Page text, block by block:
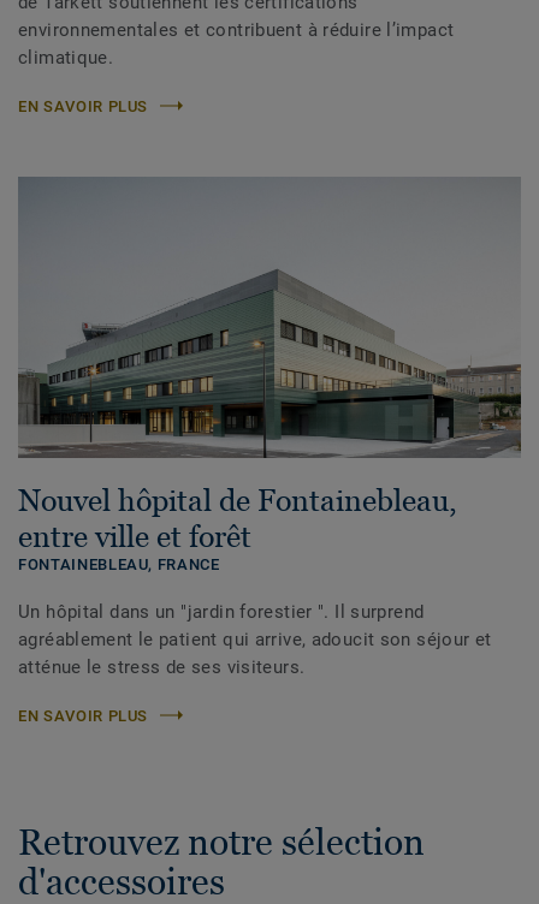
environnementales et contribuent à réduire l’impact
climatique.
EN SAVOIR PLUS
Nouvel hôpital de Fontainebleau,
entre ville et forêt
FONTAINEBLEAU, FRANCE
Un hôpital dans un "jardin forestier ". Il surprend
agréablement le patient qui arrive, adoucit son séjour et
atténue le stress de ses visiteurs.
EN SAVOIR PLUS
Retrouvez notre sélection
d'accessoires